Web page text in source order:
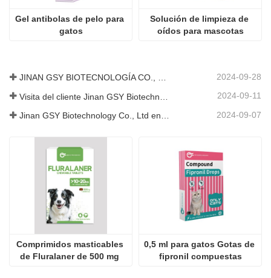
Gel antibolas de pelo para
gatos
Solución de limpieza de
oídos para mascotas
JINAN GSY BIOTECNOLOGÍA CO., LTD. participó en la Exposición Internacional de Ganadería de Pakistán IPEX 2024 2024-09-28
2024-09-11
2024-09-07
Comprimidos masticables
de Fluralaner de 500 mg
0,5 ml para gatos Gotas de
fipronil compuestas